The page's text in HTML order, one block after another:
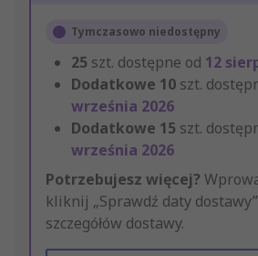
Tymczasowo niedostępny
25 szt. dostępne od 12
Dodatkowe 10 szt.
września 2026
Dodatkowe 15 szt.
września 2026
Potrzebujesz więcej?
kliknij „Sprawdź daty
szczegółów dostawy.